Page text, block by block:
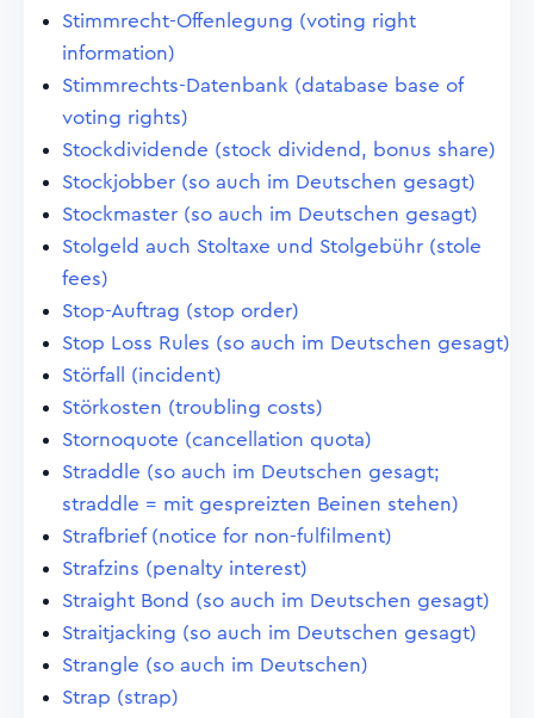
Stimmrecht-Offenlegung (voting right
information)
Stimmrechts-Datenbank (database base of
voting rights)
Stockdividende (stock dividend, bonus share)
Stockjobber (so auch im Deutschen gesagt)
Stockmaster (so auch im Deutschen gesagt)
Stolgeld auch Stoltaxe und Stolgebühr (stole
fees)
Stop-Auftrag (stop order)
Stop Loss Rules (so auch im Deutschen gesagt)
Störfall (incident)
Störkosten (troubling costs)
Stornoquote (cancellation quota)
Straddle (so auch im Deutschen gesagt;
straddle = mit gespreizten Beinen stehen)
Strafbrief (notice for non-fulfilment)
Strafzins (penalty interest)
Straight Bond (so auch im Deutschen gesagt)
Straitjacking (so auch im Deutschen gesagt)
Strangle (so auch im Deutschen)
Strap (strap)